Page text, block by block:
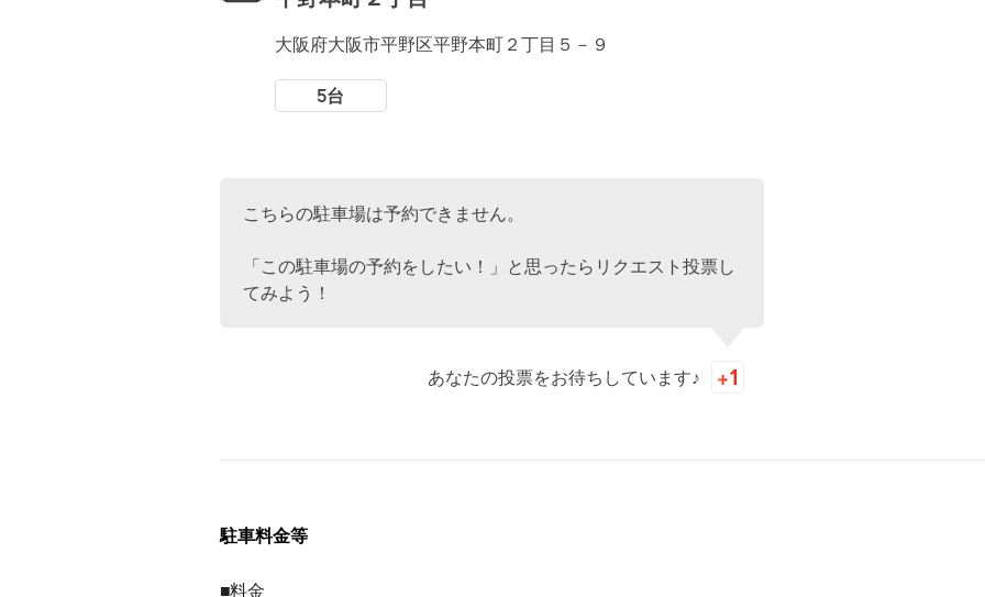
大阪府大阪市平野区平野本町２丁目５－９
5台
こちらの駐車場は予約できません。
「この駐車場の予約をしたい！」と思ったらリクエスト投票し
てみよう！
あなたの投票をお待ちしています♪
駐車料金等
■料金